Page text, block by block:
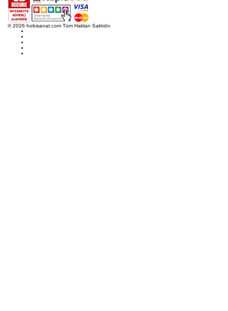
© 2026 hobisanat.com Tüm Hakları Saklıdır.